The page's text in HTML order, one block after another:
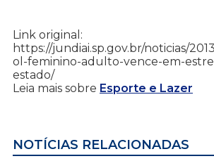
Link original:
https://jundiai.sp.gov.br/noticias/
ol-feminino-adulto-vence-em-
estado/
Leia mais sobre Esporte e Lazer
NOTÍCIAS RELACIONADAS